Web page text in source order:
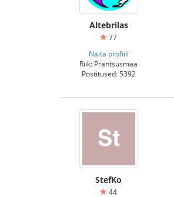
Altebrilas
77
Näita profiili
Riik: Prantsusmaa
Postitused: 5392
StefKo
44